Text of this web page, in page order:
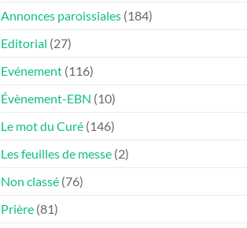
Annonces paroissiales (184)
Editorial (27)
Evénement (116)
Évènement-EBN (10)
Le mot du Curé (146)
Les feuilles de messe (2)
Non classé (76)
Prière (81)